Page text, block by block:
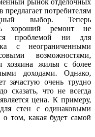
предлагает потребителям
выбор. Теперь
хороший ремонт не
проблемой ни для
с неограниченными
возможностями,
хозяина жилья с более
доходами. Однако,
зачастую очень трудно
сказать, что не всегда
цена. К примеру,
стен с одинаковыми
о том, какая будет самой